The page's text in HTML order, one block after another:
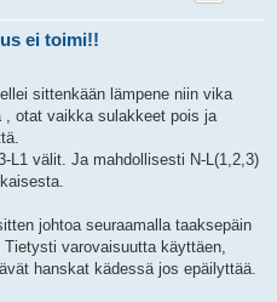
ei toimi!!
sittenkään lämpene niin vika
, otat vaikka sulakkeet pois ja
L1 välit. Ja mahdollisesti N-L(1,2,3)
johtoa seuraamalla taaksepäin
varovaisuutta käyttäen,
hanskat kädessä jos epäilyttää.